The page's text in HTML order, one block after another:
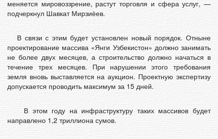
меняется мировоззрение, растут торговля и сфера услуг, —
подчеркнул Шавкат Мирзиёев.
В связи с этим будет установлен новый порядок. Отныне
проектирование массива «Янги Узбекистон» должно занимать
не более двух месяцев, а строительство должно начаться в
течение трех месяцев. При нарушении этого требования
земля вновь выставляется на аукцион. Проектную экспертизу
допускается проводить максимум за 15 дней.
В этом году на инфраструктуру таких массивов будет
направлено 1,2 триллиона сумов.